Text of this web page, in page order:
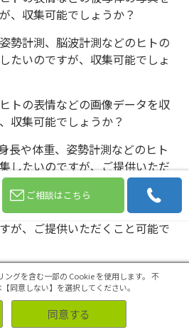
、収集可能でしょうか？
勢計測、脳波計測などのヒトの
たいのですが、収集可能でしょ
トの表情などの画像データを収
収集可能でしょうか？
長や体重、姿勢計測などのヒト
したいのですが、ご提供いただ
か？
波計測などのヒトの生体データ
が、ご提供いただくこと可能で
トの表情などの被写体の写真を
、ご提供いただくこと可能でし
ご相談はこちら
グを含む一部の Cookie を使用します。 不
同意しない】を選択してください。
同意する